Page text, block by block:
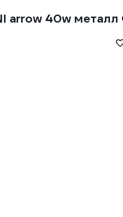
arrow 40w